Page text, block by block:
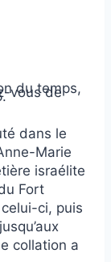
du temps,
vous de
dans le
Marie
israélite
Fort
ci, puis
collation a